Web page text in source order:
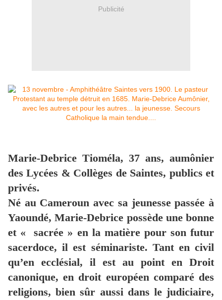
Publicité
Marie-Debrice Tioméla, 37 ans, aumônier
des Lycées & Collèges de Saintes, publics et
privés.
Né au Cameroun avec sa jeunesse passée à
Yaoundé, Marie-Debrice possède une bonne
et « sacrée » en la matière pour son futur
sacerdoce, il est séminariste. Tant en civil
qu’en ecclésial, il est au point en Droit
canonique, en droit européen comparé des
religions, bien sûr aussi dans le judiciaire,